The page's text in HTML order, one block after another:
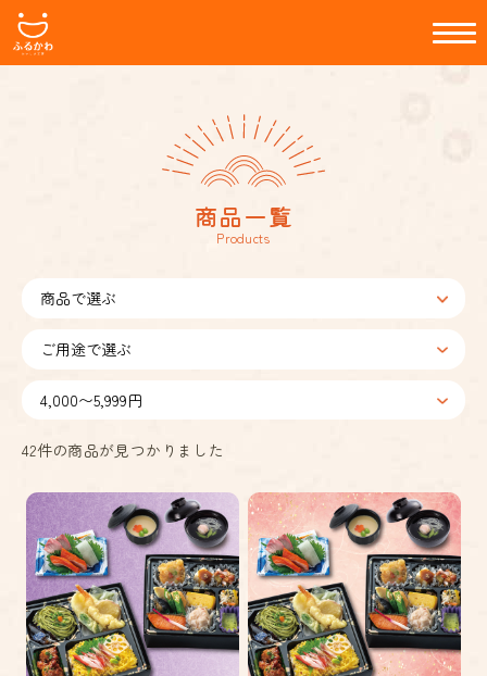
商品一覧
Products
42件の商品が見つかりました